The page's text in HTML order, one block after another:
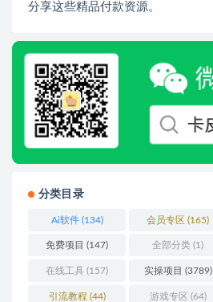
分享这些精品付款资源。
分类目录
Ai软件(134) 会员专区 (165)
免费项目 (147) 全部分类 (1)
在线工具 (157) 实操项目 (3789)
引流教程 (44) 游戏专区 (64)